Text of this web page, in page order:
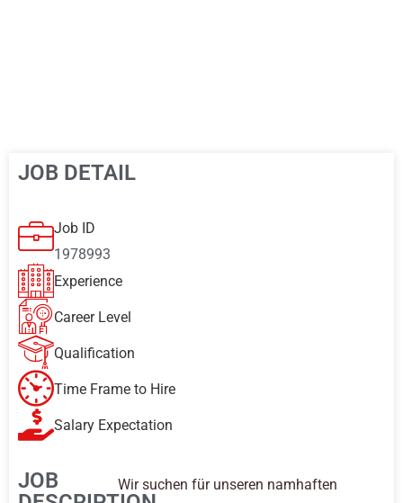
JOB DETAIL
Job ID
1978993
Experience
Career Level
Qualification
Time Frame to Hire
Salary Expectation
JOB
Wir suchen für unseren namhaften